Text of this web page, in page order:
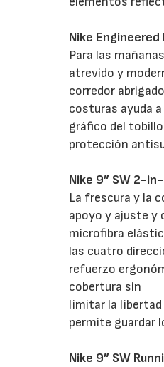
Nike
Para las
atrevido y
corredor
costuras ayuda
gráfico del
protección
Nike 9” SW 2-
La frescura y la
apoyo y ajuste y
microfibra
las cuatro
refuerzo
cobertura sin
limitar la libertad
permite guardar
Nike 9” SW